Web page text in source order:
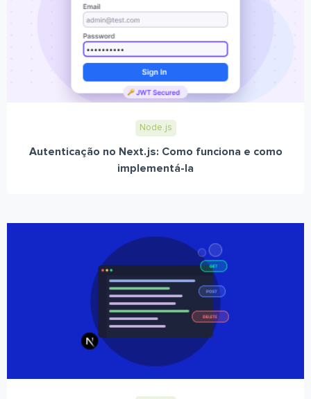
Node.js
Autenticação no Next.js: Como funciona e como
implementá-la